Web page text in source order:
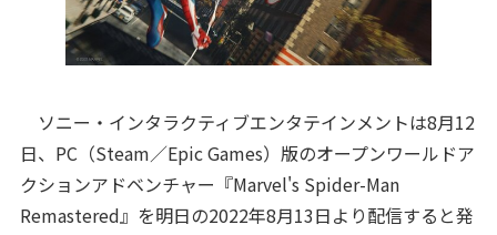
ソニー・インタラクティブエンタテインメントは8月12
日、PC（Steam／Epic Games）版のオープンワールドア
クションアドベンチャー『Marvel's Spider-Man
Remastered』を明日の2022年8月13日より配信すると発